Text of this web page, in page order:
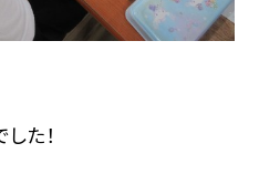
た！